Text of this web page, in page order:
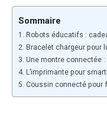
Sommaire
1. Robots éducatifs :
2. Bracelet chargeur pour
3. Une montre connectée
4. L’imprimante pour
5. Coussin connecté pour